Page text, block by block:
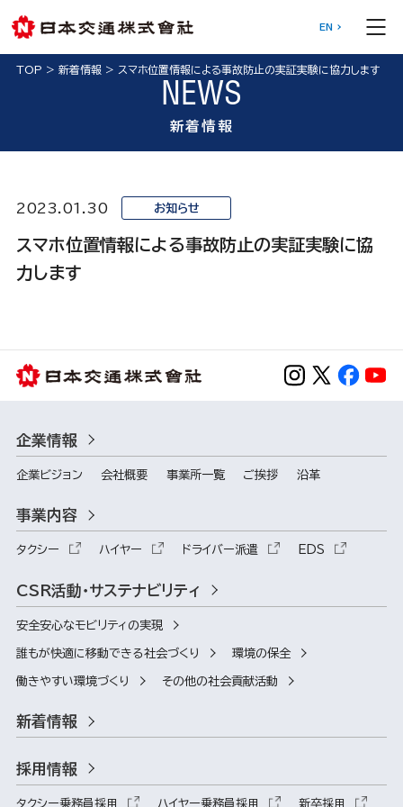
EN
TOP > 新着情報> スマホ位置情報による事故防止の実証実験に協力します
NEWS
新着情報
2023.01.30 お知らせ
スマホ位置情報による事故防止の実証実験に協
力します
企業情報
企業ビジョン 会社概要 事業所一覧 ご挨拶 沿革
事業内容
タクシー ハイヤー ドライバー派遣 EDS
CSR活動・サステナビリティ
安全安心なモビリティの実現
誰もが快適に移動できる社会づくり 環境の保全
働きやすい環境づくり その他の社会貢献活動
新着情報
採用情報
タクシー乗務員採用 ハイヤー乗務員採用 新卒採用